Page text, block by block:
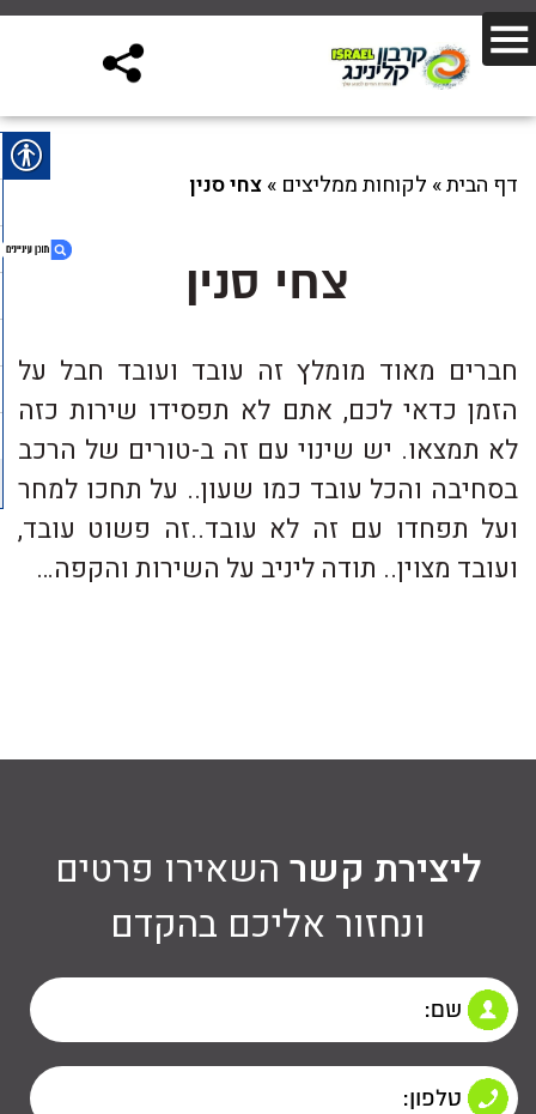
דף הבית» לקוחות ממליצים »צחי סנין
צחי סנין
חברים מאוד מומלץ זה עובד ועובד חבל על
הזמן כדאי לכם, אתם לא תפסידו שירות כזה
לא תמצאו. יש שינוי עם זה ב-טורים של הרכב
בסחיבה והכל עובד כמו שעון.. על תחכו למחר
ועל תפחדו עם זה לא עובד..זה פשוט עובד,
ועובד מצוין.. תודה ליניב על השירות והקפה…
ליצירת קשר השאירו פרטים
ונחזור אליכם בהקדם